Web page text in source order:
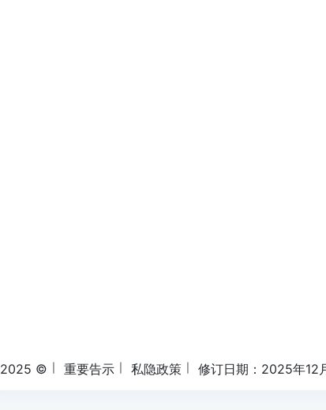
2025 © 重要告示 私隐政策 修订日期：2025年12